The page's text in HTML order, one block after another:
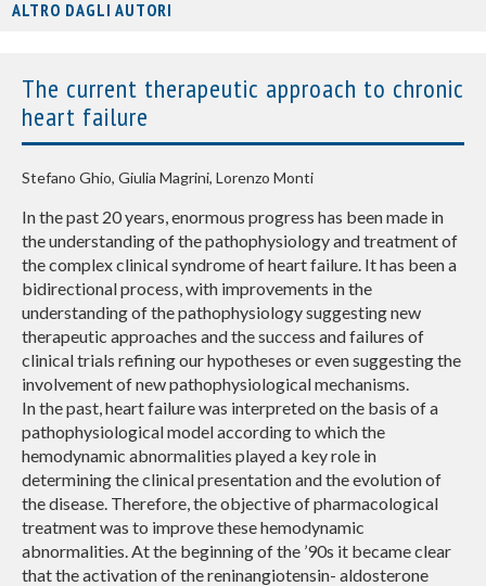
ALTRO DAGLI AUTORI
The current therapeutic approach to chronic
heart failure
Stefano Ghio, Giulia Magrini, Lorenzo Monti
In the past 20 years, enormous progress has been made in
the understanding of the pathophysiology and treatment of
the complex clinical syndrome of heart failure. It has been a
bidirectional process, with improvements in the
understanding of the pathophysiology suggesting new
therapeutic approaches and the success and failures of
clinical trials refining our hypotheses or even suggesting the
involvement of new pathophysiological mechanisms.
In the past, heart failure was interpreted on the basis of a
pathophysiological model according to which the
hemodynamic abnormalities played a key role in
determining the clinical presentation and the evolution of
the disease. Therefore, the objective of pharmacological
treatment was to improve these hemodynamic
abnormalities. At the beginning of the ’90s it became clear
that the activation of the reninangiotensin- aldosterone